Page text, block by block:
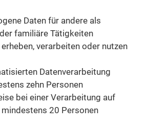
Daten für andere als
familiäre Tätigkeiten
verarbeiten oder nutzen
Datenverarbeitung
zehn Personen
bei einer Verarbeitung auf
mindestens 20 Personen